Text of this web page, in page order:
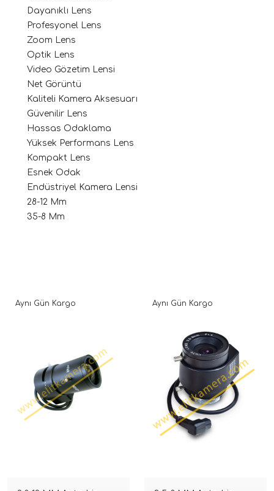
Dayanıklı Lens
Profesyonel Lens
Zoom Lens
Optik Lens
Video Gözetim Lensi
Net Görüntü
Kaliteli Kamera Aksesuarı
Güvenilir Lens
Hassas Odaklama
Yüksek Performans Lens
Kompakt Lens
Esnek Odak
Endüstriyel Kamera Lensi
28-12 Mm
35-8 Mm
Aynı Gün Kargo Aynı Gün Kargo